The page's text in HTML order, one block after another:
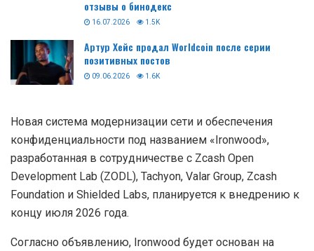
отзывы о бинодекс
16.07.2026 1.5K
Артур Хейс продал Worldcoin после серии
позитивных постов
09.06.2026 1.6K
Новая система модернизации сети и обеспечения
конфиденциальности под названием «Ironwood»,
разработанная в сотрудничестве с Zcash Open
Development Lab (ZODL), Tachyon, Valar Group, Zcash
Foundation и Shielded Labs, планируется к внедрению к
концу июля 2026 года.
Согласно объявлению, Ironwood будет основан на